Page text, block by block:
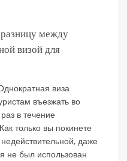
между
визой для
виза
въезжать во
в течение
только вы покинете
даже
не был использован